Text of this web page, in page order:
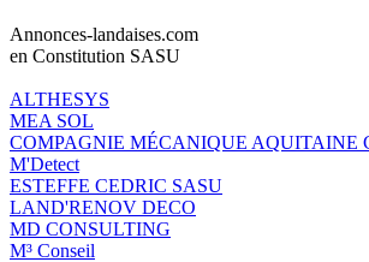
Annonces-landaises.com
en Constitution SASU
ALTHESYS
MEA SOL
COMPAGNIE MÉCANIQUE AQUITAINE
M'Detect
ESTEFFE CEDRIC SASU
LAND'RENOV DECO
MD CONSULTING
M³ Conseil